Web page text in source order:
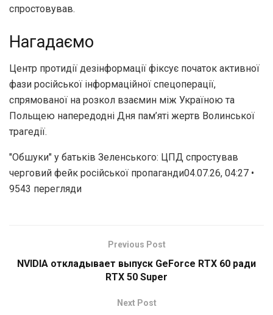
спростовував.
Нагадаємо
Центр протидії дезінформації фіксує початок активної
фази російської інформаційної спецоперації,
спрямованої на розкол взаємин між Україною та
Польщею напередодні Дня пам’яті жертв Волинської
трагедії.
"Обшуки" у батьків Зеленського: ЦПД спростував
черговий фейк російської пропаганди04.07.26, 04:27 •
9543 перегляди
Previous Post
NVIDIA откладывает выпуск GeForce RTX 60 ради
RTX 50 Super
Next Post